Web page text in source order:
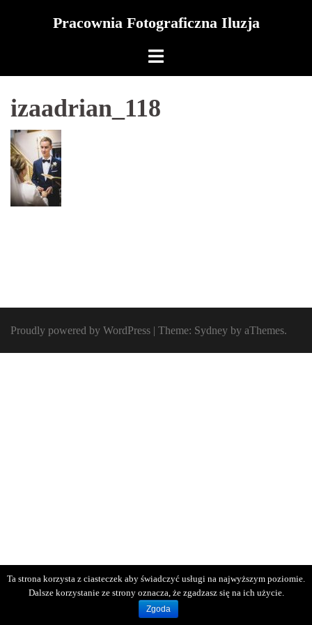
Pracownia Fotograficzna Iluzja
izaadrian_118
Proudly powered by WordPress | Theme: Sydney by aThemes.
Ta strona korzysta z ciasteczek aby świadczyć usługi na najwyższym poziomie.
Dalsze korzystanie ze strony oznacza, że zgadzasz się na ich użycie.
Zgoda